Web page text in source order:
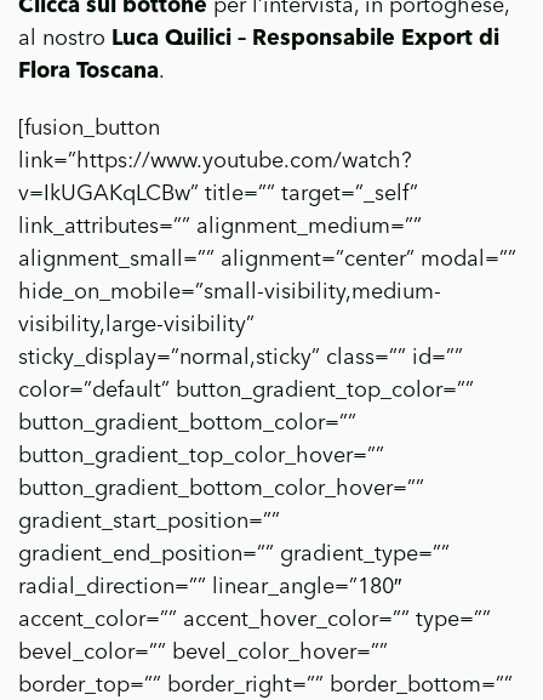
al nostro Luca Quilici – Responsabile Export di
Flora Toscana.
[fusion_button
link=”https://www.youtube.com/watch?
v=IkUGAKqLCBw” title=”” target=”_self”
link_attributes=”” alignment_medium=””
alignment_small=”” alignment=”center” modal=””
hide_on_mobile=”small-visibility,medium-
visibility,large-visibility”
sticky_display=”normal,sticky” class=”” id=””
color=”default” button_gradient_top_color=””
button_gradient_bottom_color=””
button_gradient_top_color_hover=””
button_gradient_bottom_color_hover=””
gradient_start_position=””
gradient_end_position=”” gradient_type=””
radial_direction=”” linear_angle=”180″
accent_color=”” accent_hover_color=”” type=””
bevel_color=”” bevel_color_hover=””
border_top=”” border_right=”” border_bottom=””